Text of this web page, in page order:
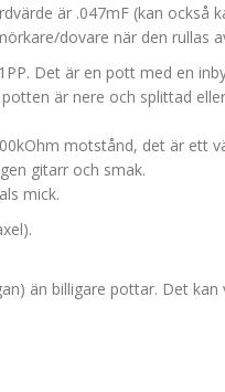
är .047mF (kan också
dovare när den rullas
Det är en pott med en
är nere och splittad
motstånd, det är ett
gitarr och smak.
mick.
än billigare pottar. Det